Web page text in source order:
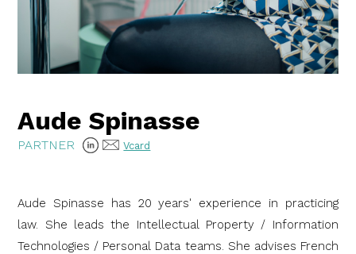
Aude Spinasse
PARTNER Vcard
Aude Spinasse has 20 years' experience in practicing
law. She leads the Intellectual Property / Information
Technologies / Personal Data teams. She advises French